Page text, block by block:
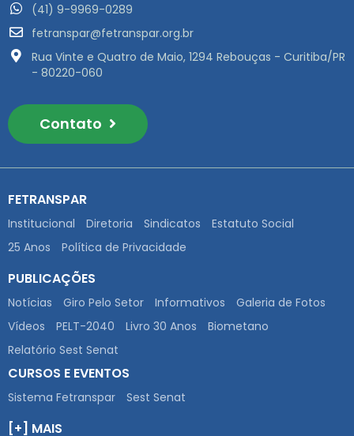
(41) 9-9969-0289
fetranspar@fetranspar.org.br
Rua Vinte e Quatro de Maio, 1294 Rebouças - Curitiba/PR
- 80220-060
Contato
FETRANSPAR
Institucional Diretoria Sindicatos
Estatuto Social
25 Anos
Política de Privacidade
PUBLICAÇÕES
Notícias Giro Pelo Setor Informativos
Galeria de Fotos
Vídeos
PELT-2040 Livro 30 Anos
Biometano
Relatório Sest Senat
CURSOS E EVENTOS
Sistema Fetranspar Sest Senat
[+] MAIS